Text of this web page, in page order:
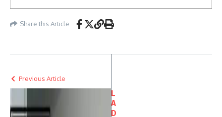
Share this Article
Previous Article
L
A
D